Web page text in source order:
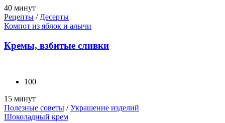
40 минут
Рецепты / Десерты
Компот из яблок и алычи
Кремы, взбитые сливки
100
15 минут
Полезные советы /Украшение изделий
Шоколадный крем